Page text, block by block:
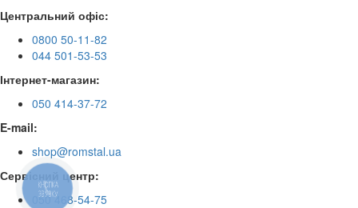
Центральний офіс:
0800 50-11-82
044 501-53-53
Інтернет-магазин:
050 414-37-72
E-mail:
shop@romstal.ua
Сервісний центр:
050 468-54-75
КНОПКА
ЗВ'ЯЗКУ